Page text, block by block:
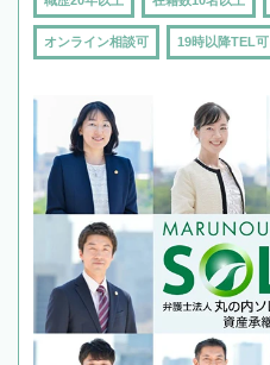
オンライン相談可 19時以降TEL可